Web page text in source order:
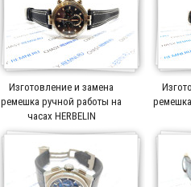
Изготовление и замена
ремешка ручной работы на
часах HERBELIN